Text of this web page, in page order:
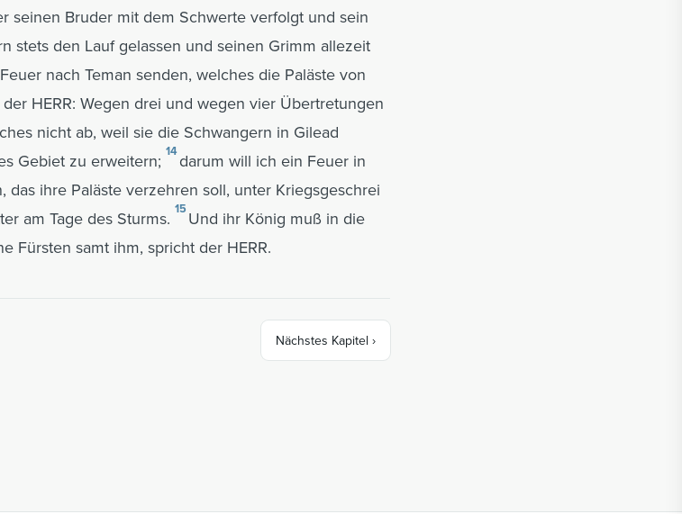
seinen Bruder mit dem Schwerte verfolgt und sein
stets den Lauf gelassen und seinen Grimm allezeit
nach Teman senden, welches die Paläste von
HERR: Wegen drei und wegen vier Übertretungen
nicht ab, weil sie die Schwangern in Gilead
Gebiet zu erweitern; 14darum will ich ein Feuer in
das ihre Paläste verzehren soll, unter Kriegsgeschrei
am Tage des Sturms. 15 Und ihr König muß in die
Fürsten samt ihm, spricht der HERR.
Nächstes Kapitel ›